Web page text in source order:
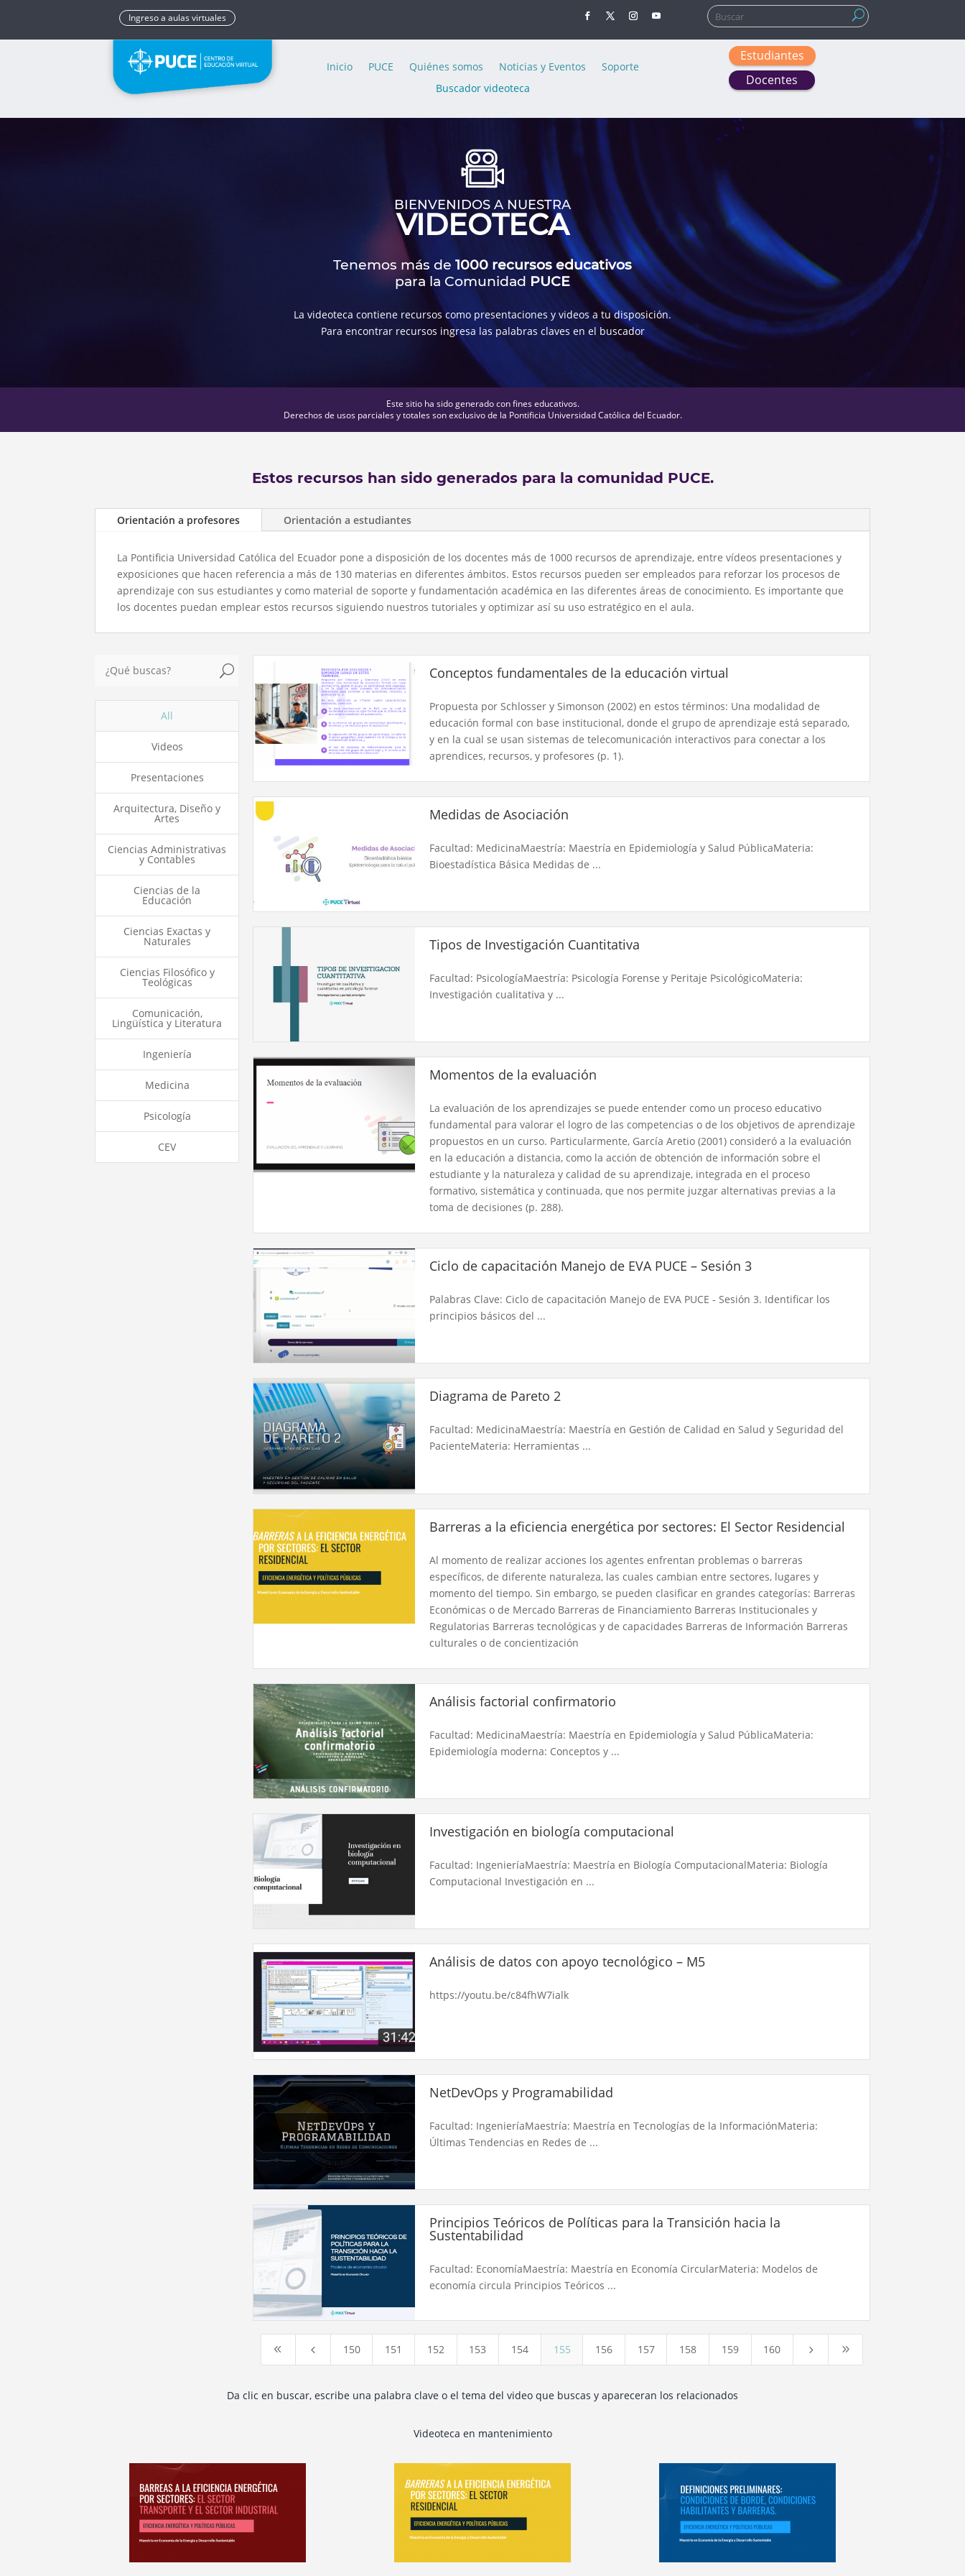
Ingreso a aulas virtuales Buscar:
Inicio PUCE Quiénes somos Noticias y Eventos
Soporte
Buscador videoteca
Estudiantes
Docentes
BIENVENIDOS A NUESTRA
VIDEOTECA
Tenemos más de 1000 recursos educativos
para la Comunidad PUCE
La videoteca contiene recursos como presentaciones y videos a tu disposición.
Para encontrar recursos ingresa las palabras claves en el buscador
Este sitio ha sido generado con fines educativos.
Derechos de usos parciales y totales son exclusivo de la Pontificia Universidad Católica del Ecuador.
Estos recursos han sido generados para la comunidad PUCE.
Orientación a profesores Orientación a estudiantes
La Pontificia Universidad Católica del Ecuador pone a disposición de los docentes más de 1000 recursos de aprendizaje, entre vídeos presentaciones y
exposiciones que hacen referencia a más de 130 materias en diferentes ámbitos. Estos recursos pueden ser empleados para reforzar los procesos de
aprendizaje con sus estudiantes y como material de soporte y fundamentación académica en las diferentes áreas de conocimiento. Es importante que
los docentes puedan emplear estos recursos siguiendo nuestros tutoriales y optimizar así su uso estratégico en el aula.
U
All
Videos
Presentaciones
Arquitectura, Diseño y
Artes
Ciencias Administrativas
y Contables
Ciencias de la
Educación
Ciencias Exactas y
Naturales
Ciencias Filosófico y
Teológicas
Comunicación,
Lingüística y Literatura
Ingeniería
Medicina
Psicología
CEV
Conceptos fundamentales de la educación virtual
Propuesta por Schlosser y Simonson (2002) en estos términos: Una modalidad de
educación formal con base institucional, donde el grupo de aprendizaje está separado,
y en la cual se usan sistemas de telecomunicación interactivos para conectar a los
aprendices, recursos, y profesores (p. 1).
Medidas de Asociación​
Facultad: MedicinaMaestría: Maestría en Epidemiología y Salud PúblicaMateria:
Bioestadística Básica Medidas de ...
Tipos de Investigación Cuantitativa
Facultad: PsicologíaMaestría: Psicología Forense y Peritaje PsicológicoMateria:
Investigación cualitativa y ...
Momentos de la evaluación
La evaluación de los aprendizajes se puede entender como un proceso educativo
funda­mental para valorar el logro de las competencias o de los objetivos de aprendizaje
propuestos en un curso. ​ Particularmente, García Aretio (2001) consideró a la evaluación
en la educación a distancia, como la acción de obtención de información sobre el
estudiante y la naturaleza y calidad de su aprendizaje, integrada en el proceso
formativo, sistemática y continuada, que nos permite juzgar alternativas previas a la
toma de decisiones (p. 288).​
Ciclo de capacitación Manejo de EVA PUCE – Sesión 3
Palabras Clave: Ciclo de capacitación Manejo de EVA PUCE - Sesión 3. Identificar los
principios básicos del ...
Diagrama de Pareto 2
Facultad: MedicinaMaestría: Maestría en Gestión de Calidad en Salud y Seguridad del
PacienteMateria: Herramientas ...
Barreras a la eficiencia energética por sectores: El Sector Residencial
Al momento de realizar acciones los agentes enfrentan problemas o barreras
específicos, de diferente naturaleza, las cuales cambian entre sectores, lugares y
momento del tiempo. Sin embargo, se pueden clasificar en grandes categorías: Barreras
Económicas o de Mercado Barreras de Financiamiento Barreras Institucionales y
Regulatorias Barreras tecnológicas y de capacidades Barreras de Información Barreras
culturales o de concientización
Análisis factorial confirmatorio
Facultad: MedicinaMaestría: Maestría en Epidemiología y Salud PúblicaMateria:
Epidemiología moderna: Conceptos y ...
Investigación en biología computacional
Facultad: IngenieríaMaestría: Maestría en Biología ComputacionalMateria: Biología
Computacional Investigación en ...
Análisis de datos con apoyo tecnológico – M5
https://youtu.be/c84fhW7ialk
NetDevOps y Programabilidad
Facultad: IngenieríaMaestría: Maestría en Tecnologías de la InformaciónMateria:
Últimas Tendencias en Redes de ...
Principios Teóricos de Políticas para la Transición hacia la
Sustentabilidad
Facultad: EconomíaMaestría: Maestría en Economía CircularMateria: Modelos de
economía circula Principios Teóricos ...
8 4 150 151 152 153 154 155 156 157 158 159 160 5 9
Da clic en buscar, escribe una palabra clave o el tema del video que buscas y apareceran los relacionados
Videoteca en mantenimiento